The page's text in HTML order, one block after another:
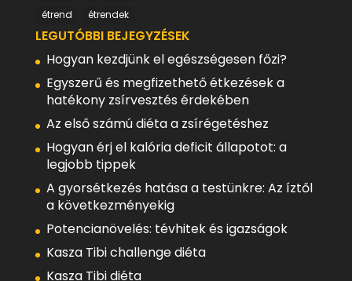
étrend
étrendek
LEGUTÓBBI BEJEGYZÉSEK
Hogyan kezdjünk el egészségesen főzi?
Egyszerű és megfizethető étkezések a
hatékony zsírvesztés érdekében
Az első számú diéta a zsírégetéshez
Hogyan érj el kalória deficit állapotot: a
legjobb tippek
A gyorsétkezés hatása a testünkre: Az íztől
a következményekig
Potencianövelés: tévhitek és igazságok
Kasza Tibi challenge diéta
Kasza Tibi diéta